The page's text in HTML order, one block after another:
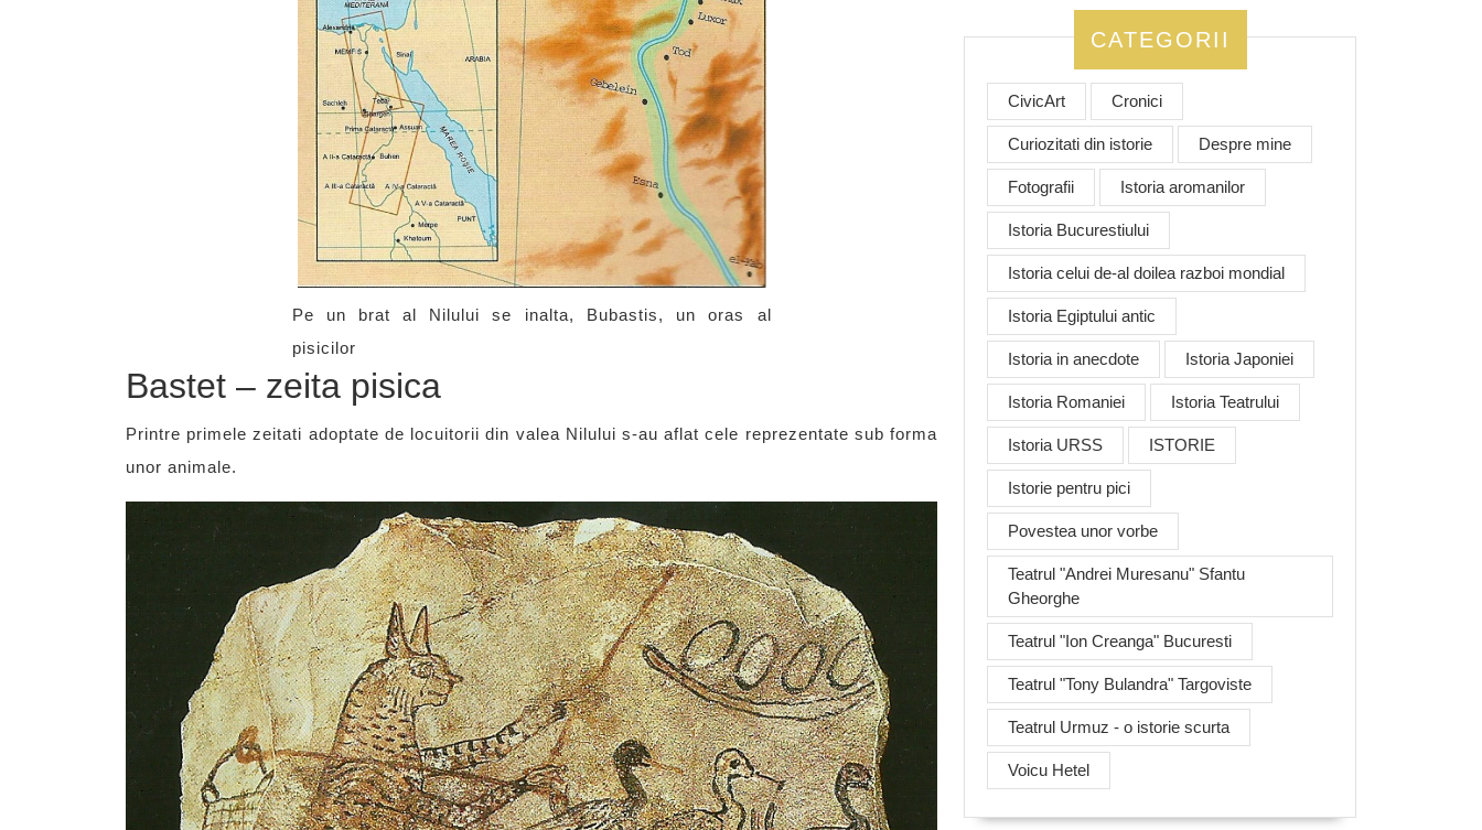
Pe un brat al Nilului se inalta, Bubastis, un oras al
pisicilor
Bastet – zeita pisica
Printre primele zeitati adoptate de locuitorii din valea Nilului s-au aflat cele reprezentate sub forma
unor animale.
CATEGORII
CivicArt Cronici
Curiozitati din istorie Despre mine
Fotografii Istoria aromanilor
Istoria Bucurestiului
Istoria celui de-al doilea razboi mondial
Istoria Egiptului antic
Istoria in anecdote Istoria Japoniei
Istoria Romaniei Istoria Teatrului
Istoria URSS ISTORIE
Istorie pentru pici
Povestea unor vorbe
Teatrul "Andrei Muresanu" Sfantu
Gheorghe
Teatrul "Ion Creanga" Bucuresti
Teatrul "Tony Bulandra" Targoviste
Teatrul Urmuz - o istorie scurta
Voicu Hetel